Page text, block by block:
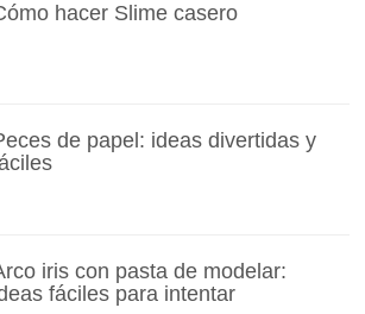
hacer Slime casero
de papel: ideas divertidas y
iris con pasta de modelar:
fáciles para intentar